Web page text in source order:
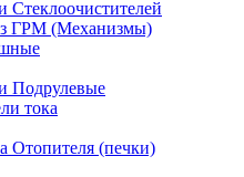
Стеклоочистителей
ГРМ (Механизмы)
Подрулевые
тока
Отопителя (печки)